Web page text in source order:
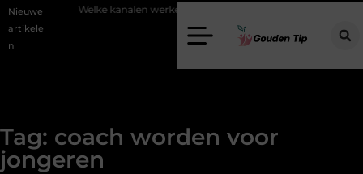
Nieuwe
artikele
n
Welke kanalen werken het beste voor vastgoedmarketing?
Tag: coach worden voor
jongeren